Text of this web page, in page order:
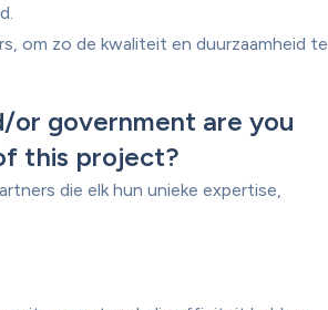
om zo de kwaliteit en duurzaamheid te
or government are you
this project?
die elk hun unieke expertise,